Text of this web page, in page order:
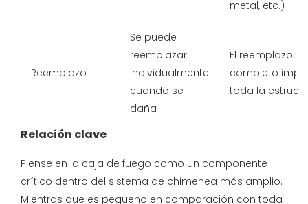
metal, etc.)
Reemplazo
Se puede
reemplazar
individualmente
cuando se
daña
El reemplazo
completo
toda la
Relación clave
Piense en la caja de fuego como un componente
crítico dentro del sistema de chimenea más amplio.
Mientras que es pequeño en comparación con toda